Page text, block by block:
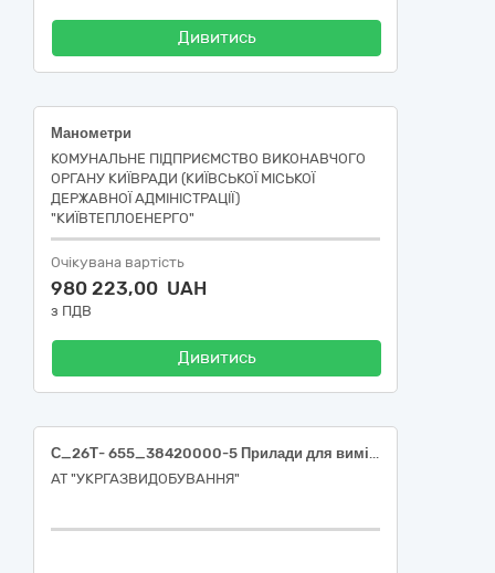
Дивитись
Манометри
КОМУНАЛЬНЕ ПІДПРИЄМСТВО ВИКОНАВЧОГО
ОРГАНУ КИЇВРАДИ (КИЇВСЬКОЇ МІСЬКОЇ
ДЕРЖАВНОЇ АДМІНІСТРАЦІЇ)
"КИЇВТЕПЛОЕНЕРГО"
Очікувана вартість
980 223,00 UAH
з ПДВ
Дивитись
С_26Т- 655_38420000-5 Прилади для вимірювання витрати, рівня та тиску рідин і газів (Рівнеміри та сигналізатори рівня в асортименті) ЛОТ №1 38420000-5 Прилади для вимірювання витрати, рівня та тиску рідин і газів (Рівнеміри в асортименті); ЛОТ №2 38420000-5 Прилади для вимірювання витрати, рівня та тиску рідин і газів (Сигналізатори рівня на низький тиск); ЛОТ №3 38420000-5 Прилади для вимірювання витрати, рівня та тиску рідин і газів (Сигналізатори рівня на високий тиск); ЛОТ №4 38420000-5 Прилади для вимірювання витрати, рівня та тиску рідин і газів (Рівнеміри для технологічного заміру)
АТ "УКРГАЗВИДОБУВАННЯ"